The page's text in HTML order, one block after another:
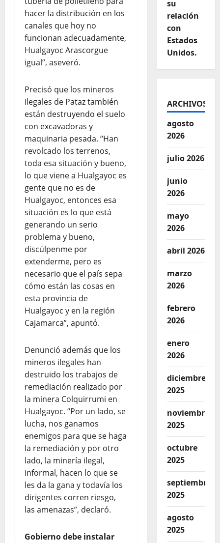
hacer la distribución en los
canales que hoy no
funcionan adecuadamente,
Hualgayoc Arascorgue
igual”, aseveró.
Precisó que los mineros
ilegales de Pataz también
están destruyendo el suelo
con excavadoras y
maquinaria pesada. “Han
revolcado los terrenos,
toda esa situación y bueno,
lo que viene a Hualgayoc es
gente que no es de
Hualgayoc, entonces esa
situación es lo que está
generando un serio
problema y bueno,
discúlpenme por
extenderme, pero es
necesario que el país sepa
cómo están las cosas en
esta provincia de
Hualgayoc y en la región
Cajamarca”, apuntó.
Denunció además que los
mineros ilegales han
destruido los trabajos de
remediación realizado por
la minera Colquirrumi en
Hualgayoc. “Por un lado, se
lucha, nos ganamos
enemigos para que se haga
la remediación y por otro
lado, la minería ilegal,
informal, hacen lo que se
les da la gana y todavía los
dirigentes corren riesgo,
las amenazas”, declaró.
Gobierno debe instalar
su
relación
con
Estados
Unidos.
ARCHIVOS
agosto
2026
julio 2026
junio
2026
mayo
2026
abril 2026
marzo
2026
febrero
2026
enero
2026
diciembre
2025
noviembre
2025
octubre
2025
septiembre
2025
agosto
2025